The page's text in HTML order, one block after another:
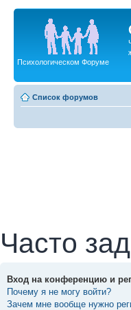
Психологическом Форуме
Список форумов
Часто
Вход на конференцию и
Почему я не могу войти?
Зачем мне вообще нужно